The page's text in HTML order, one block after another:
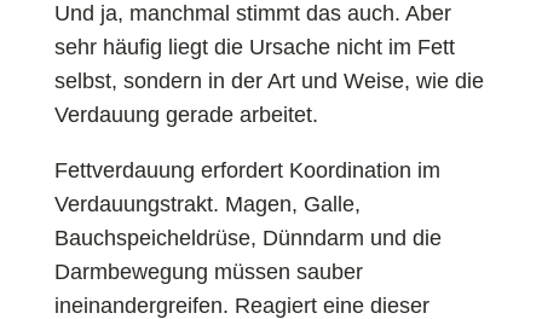
Und ja, manchmal stimmt das auch. Aber
sehr häufig liegt die Ursache nicht im Fett
selbst, sondern in der Art und Weise, wie die
Verdauung gerade arbeitet.
Fettverdauung erfordert Koordination im
Verdauungstrakt. Magen, Galle,
Bauchspeicheldrüse, Dünndarm und die
Darmbewegung müssen sauber
ineinandergreifen. Reagiert eine dieser